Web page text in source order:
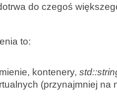
do czegoś
to:
kontenery,
(przynajmniej na